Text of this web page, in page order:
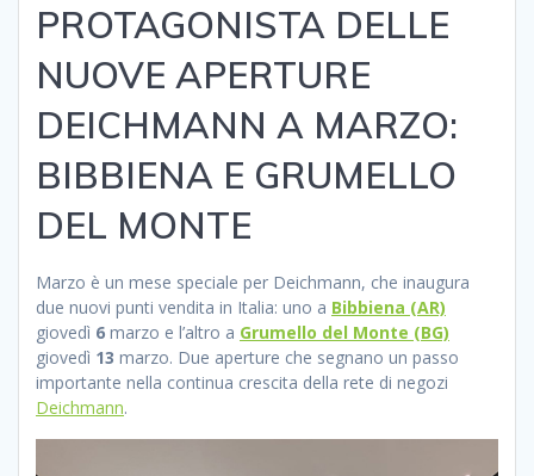
PROTAGONISTA DELLE
NUOVE APERTURE
DEICHMANN A MARZO:
BIBBIENA E GRUMELLO
DEL MONTE
Marzo è un mese speciale per Deichmann, che inaugura
due nuovi punti vendita in Italia: uno a Bibbiena (AR)
giovedì 6 marzo e l’altro a Grumello del Monte (BG)
giovedì 13 marzo. Due aperture che segnano un passo
importante nella continua crescita della rete di negozi
Deichmann.